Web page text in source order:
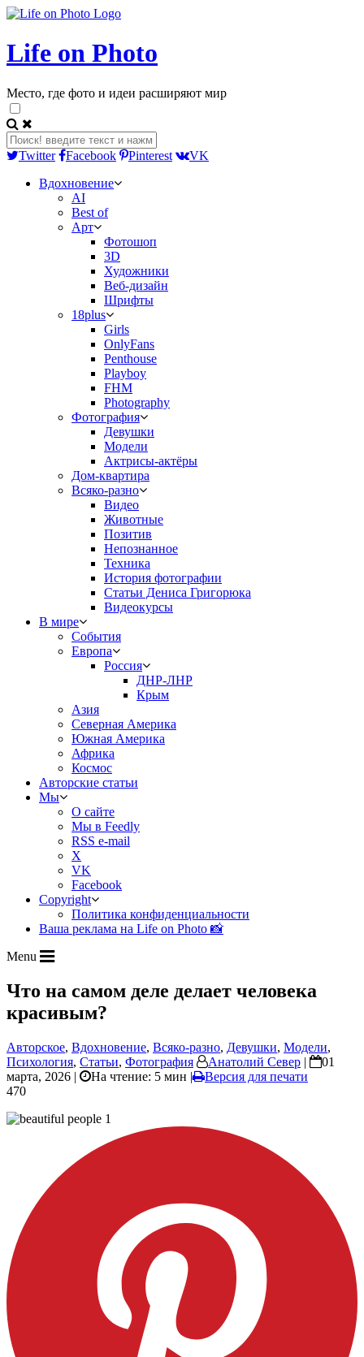
Life on Photo
Место, где фото и идеи расширяют мир
Twitter Facebook Pinterest
VK
Вдохновение
AI
Best of
Арт
Фотошоп
3D
Художники
Веб-дизайн
Шрифты
18plus
Girls
OnlyFans
Penthouse
Playboy
FHM
Photography
Фотография
Девушки
Модели
Актрисы-актёры
Дом-квартира
Всяко-разно
Видео
Животные
Позитив
Непознанное
Техника
История фотографии
Статьи Дениса Григорюка
Видеокурсы
В мире
События
Европа
Россия
ДНР-ЛНР
Крым
Азия
Северная Америка
Южная Америка
Африка
Космос
Авторские статьи
Мы
О сайте
Мы в Feedly
RSS e-mail
X
VK
Facebook
Copyright
Политика конфиденциальности
Ваша реклама на Life on Photo 📸
Menu
Что на самом деле делает человека
красивым?
Авторское, Вдохновение, Всяко-разно, Девушки, Модели,
Психология, Статьи, Фотография Анатолий Север |
01
марта, 2026 |
На чтение: 5 мин |
Версия для печати
470